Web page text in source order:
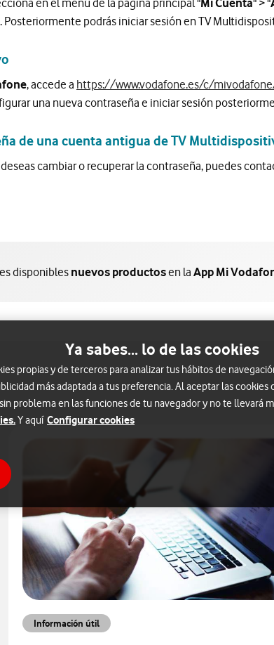
en el menú de la página principal "Mi Cuenta" > "
Posteriormente podrás iniciar sesión en TV
, accede a https://www.vodafone.es/c/
una nueva contraseña e iniciar sesión
de una cuenta antigua de TV
cambiar o recuperar la contraseña, puedes
disponibles nuevos productosen laApp Mi
Información útil
Ya sabes... lo de las cookies
propias y de terceros para analizar tus hábitos de
más adaptada a tus preferencia. Al aceptar las cookies
problema en las funciones de tu navegador y no te llevará
Y aquí Configurar cookies